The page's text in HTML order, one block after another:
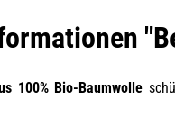
100% Bio-Baumwolle